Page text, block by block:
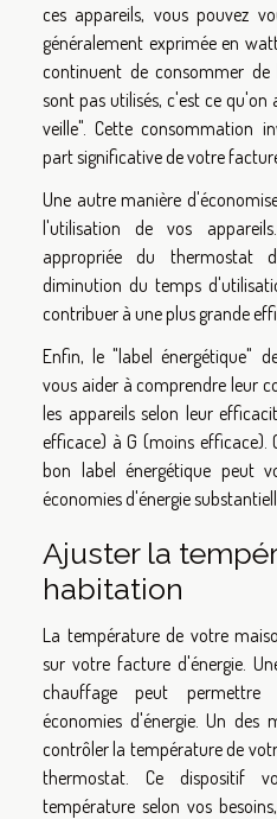
ces appareils, vous pouvez
généralement exprimée en
continuent de consommer de
sont pas utilisés, c'est ce
veille". Cette consommation
part significative de votre
Une autre manière
l'utilisation de vos
appropriée du thermostat
diminution du temps
contribuer à une plus grande
Enfin, le "label énergétique"
vous aider à comprendre leur
les appareils selon leur
efficace) à G (moins efficace).
bon label énergétique peut
économies d'énergie
Ajuster la
habitation
La température de votre
sur votre facture d'énergie.
chauffage peut permettre
économies d'énergie. Un des
contrôler la température de
thermostat. Ce dispositif
température selon vos